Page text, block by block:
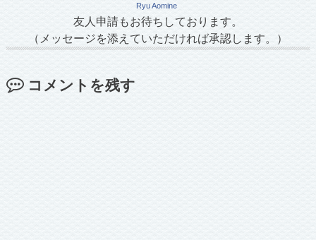
Ryu Aomine
友人申請もお待ちしております。
（メッセージを添えていただければ承認します。）
コメントを残す